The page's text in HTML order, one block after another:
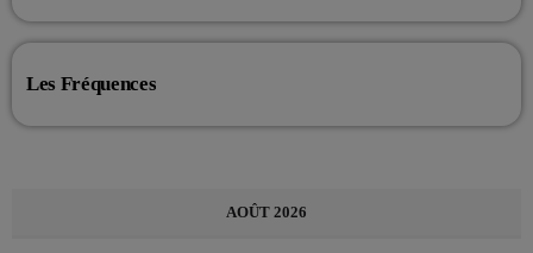
Les Fréquences
AOÛT 2026